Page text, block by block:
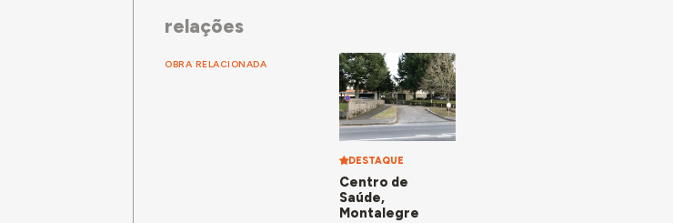
relações
OBRA RELACIONADA
DESTAQUE
Centro de
Saúde,
Montalegre